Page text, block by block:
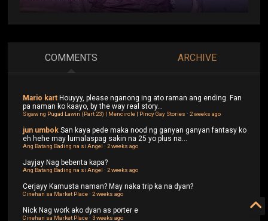
COMMENTS ARCHIVE
Mario kart Houyyy, please nganong ing ato raman ang ending. Fan
pa naman ko kaayo, by the way real story...
Sigaw ng Pugad Lawin (Part 23) | Mencircle | Pinoy Gay Stories ·2 weeks ago
jun umbok San kaya pede maka nood ng ganyan ganyan fantasy ko
eh hehe may lumalaspag sakin na 25 yo plus na...
Ang Batang Bading na si Angel ·2 weeks ago
Jayjay Nag bebenta kapa?
Ang Batang Bading na si Angel ·2 weeks ago
Cerjayy Kamusta naman? May naka trip ka na dyan?
Cinehan sa Market Place·2 weeks ago
Nick Nag work ako dyan as porter e
Cinehan sa Market Place·3 weeks ago